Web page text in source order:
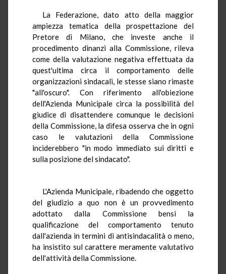
La Federazione, dato atto della maggior
ampiezza tematica della prospettazione del
Pretore di Milano, che investe anche il
procedimento dinanzi alla Commissione, rileva
come della valutazione negativa effettuata da
quest'ultima circa il comportamento delle
organizzazioni sindacali, le stesse siano rimaste
"all'oscuro". Con riferimento all'obiezione
dell'Azienda Municipale circa la possibilità del
giudice di disattendere comunque le decisioni
della Commissione, la difesa osserva che in ogni
caso le valutazioni della Commissione
inciderebbero "in modo immediato sui diritti e
sulla posizione del sindacato".
L'Azienda Municipale, ribadendo che oggetto
del giudizio a quo non è un provvedimento
adottato dalla Commissione bensì la
qualificazione del comportamento tenuto
dall'azienda in termini di antisindacalità o meno,
ha insistito sul carattere meramente valutativo
dell'attività della Commissione.